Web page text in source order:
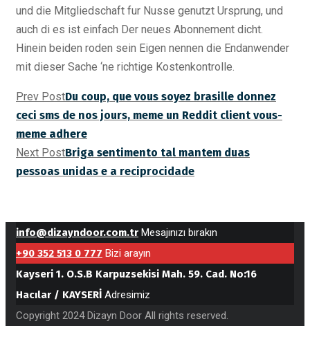
und die Mitgliedschaft fur Nusse genutzt Ursprung, und
auch di es ist einfach Der neues Abonnement dicht.
Hinein beiden roden sein Eigen nennen die Endanwender
mit dieser Sache ‘ne richtige Kostenkontrolle.
Prev PostDu coup, que vous soyez brasille donnez
ceci sms de nos jours, meme un Reddit client vous-
meme adhere
Next PostBriga sentimento tal mantem duas
pessoas unidas e a reciprocidade
info@dizayndoor.com.tr Mesajınızı bırakın
+90 352 513 0 777 Bizi arayın
Kayseri 1. O.S.B Karpuzsekisi Mah. 59. Cad. No:16
Hacılar / KAYSERİ Adresimiz
Copyright 2024 Dizayn Door All rights reserved.